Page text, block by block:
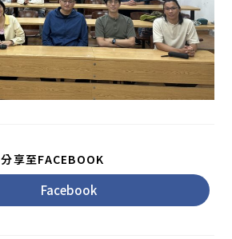
分享至FACEBOOK
Opens
in
Facebook